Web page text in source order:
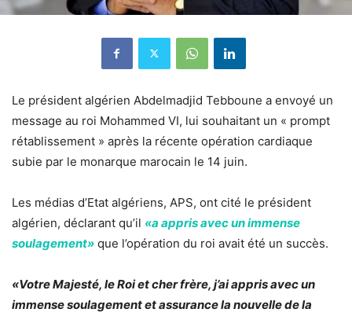
Le président algérien Abdelmadjid Tebboune a envoyé un
message au roi Mohammed VI, lui souhaitant un « prompt
rétablissement » après la récente opération cardiaque
subie par le monarque marocain le 14 juin.
Les médias d’Etat algériens, APS, ont cité le président
algérien, déclarant qu’il «a appris avec un immense
soulagement» que l’opération du roi avait été un succès.
«Votre Majesté, le Roi et cher frère, j’ai appris avec un
immense soulagement et assurance la nouvelle de la